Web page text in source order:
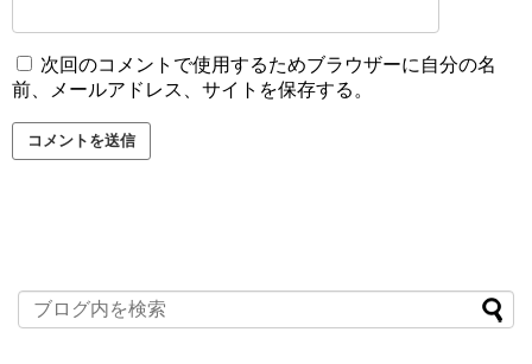
次回のコメントで使用するためブラウザーに自分の名
前、メールアドレス、サイトを保存する。